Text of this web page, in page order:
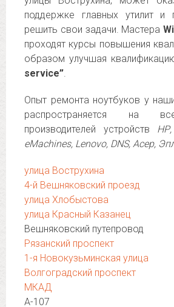
поддержке главных утилит и
решить свои задачи. Мастера
проходят курсы повышения
образом улучшая
service”.
Опыт ремонта ноутбуков у
распространяется на
производителей устройств
eMachines, Lenovo, DNS, Асер,
улица Вострухина
4-й Вешняковский проезд
улица Хлобыстова
улица Красный Казанец
Вешняковский путепровод
Рязанский проспект
1-я Новокузьминская улица
Волгоградский проспект
МКАД
А-107